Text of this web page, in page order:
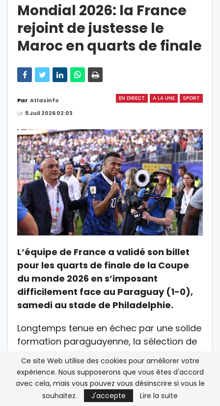
Mondial 2026: la France
rejoint de justesse le
Maroc en quarts de finale
EN DIRECT A LA UNE SPORT
Par Atlasinfo
Le 5 Juil 2026 02:03
L’équipe de France a validé son billet
pour les quarts de finale de la Coupe
du monde 2026 en s’imposant
difficilement face au Paraguay (1-0),
samedi au stade de Philadelphie.
Longtemps tenue en échec par une solide
formation paraguayenne, la sélection de
Didier Deschamps a fini par faire la
différence grâce à son capitaine Kylian
Mbappé, auteur de l’unique but de la
rencontre sur penalty à la 70e minute.
Ce site Web utilise des cookies pour améliorer votre
expérience. Nous supposerons que vous êtes d'accord
avec cela, mais vous pouvez vous désinscrire si vous le
souhaitez.
J'accepte Lire la suite